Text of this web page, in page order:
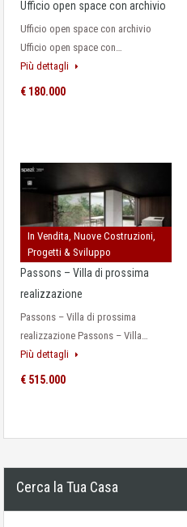
Ufficio open space con archivio
Ufficio open space con archivio
Ufficio open space con…
Più dettagli
€ 180.000
In Vendita, Nuove Costruzioni,
Progetti & Sviluppo
Passons – Villa di prossima
realizzazione
Passons – Villa di prossima
realizzazione Passons – Villa…
Più dettagli
€ 515.000
Cerca la Tua Casa